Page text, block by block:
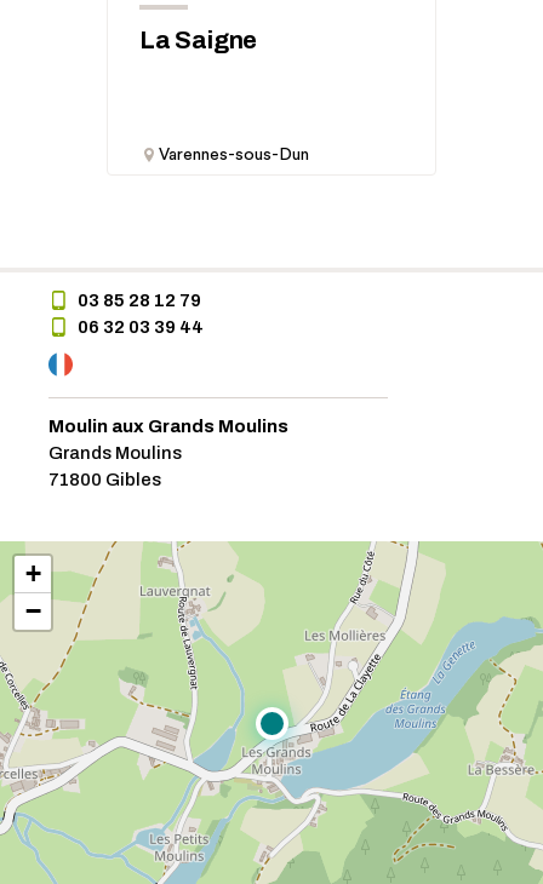
La Saigne
Varennes-sous-Dun
03 85 28 12 79
06 32 03 39 44
Moulin aux Grands Moulins
Grands Moulins
71800 Gibles
+
−